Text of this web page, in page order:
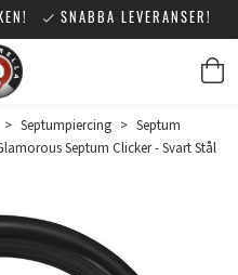
SNABBA LEVERANSER!
> Septumpiercing > Septum
Septum Clicker - Svart Stål